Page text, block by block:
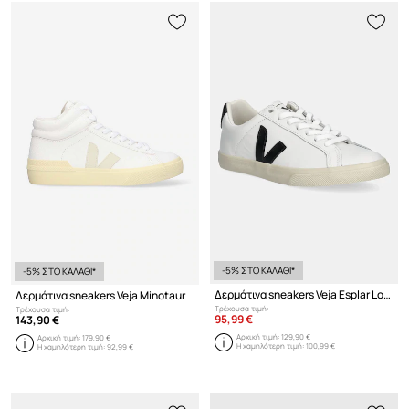
-5% ΣΤΟ ΚΑΛΑΘΙ*
Δερμάτινα sneakers Veja Minotaur
Τρέχουσα τιμή:
143,90 €
Αρχική τιμή:179,90 €
Η χαμηλότερη τιμή:92,99 €
-5% ΣΤΟ ΚΑΛΑΘΙ*
Δερμάτινα sneakers Veja Esplar Logo Leather
Τρέχουσα τιμή:
95,99 €
Αρχική τιμή:129,90 €
Η χαμηλότερη τιμή:100,99 €